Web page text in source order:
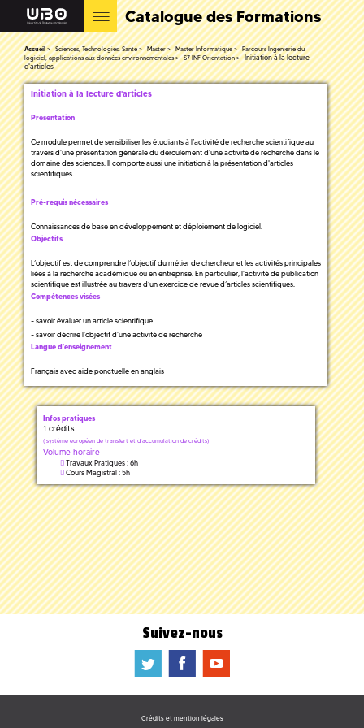
Catalogue des Formations
Accueil Sciences, Technologies, Santé Master Master Informatique
Parcours Ingénierie du
logiciel, applications aux données environnementales
S7 INF Orientation
Initiation à la lecture
d'articles
Initiation à la lecture d'articles
Présentation
Ce module permet de sensibiliser les étudiants à l’activité de recherche scientifique au
travers d’une présentation générale du déroulement d'une activité de recherche dans le
domaine des sciences. Il comporte aussi une initiation à la présentation d'articles
scientifiques.
Pré-requis nécessaires
Connaissances de base en développement et déploiement de logiciel.
Objectifs
L’objectif est de comprendre l’objectif du métier de chercheur et les activités principales
liées à la recherche académique ou en entreprise. En particulier, l’activité de publication
scientifique est illustrée au travers d’un exercice de revue d’articles scientifiques.
Compétences visées
- savoir évaluer un article scientifique
- savoir décrire l’objectif d’une activité de recherche
Langue d'enseignement
Français avec aide ponctuelle en anglais
Infos pratiques
1 crédits
( système européen de transfert et d'accumulation de crédits)
Volume horaire
Travaux Pratiques : 6h
Cours Magistral : 5h
Suivez-nous
a b f
Crédits et mention légales